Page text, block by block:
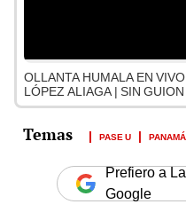
OLLANTA HUMALA EN
LÓPEZ ALIAGA | SIN
PASE U PANAMÁ
Prefiero a
Google